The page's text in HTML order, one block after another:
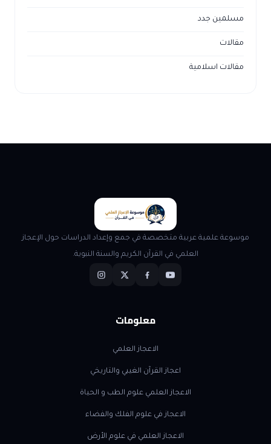
مسلمين جدد
مقالات
مقالات اسلامية
موسوعة علمية عربية متخصصة في جمع وإعداد الدراسات حول الإعجاز
العلمي في القرآن الكريم والسنة النبوية.
معلومات
الاعجاز العلمي
اعجاز القرآن الغيبي والتاريخي
الاعجاز العلمي علوم الطب و الحياة
الاعجاز في علوم الفلك والفضاء
الاعجاز العلمي في علوم الأرض